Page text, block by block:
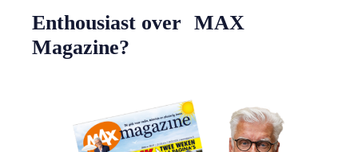
Enthousiast over MAX
Magazine?